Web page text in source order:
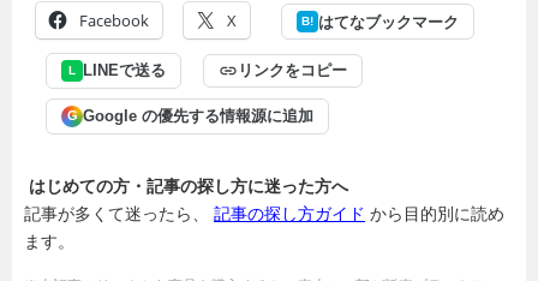
Facebook X B! はてなブックマーク
L LINEで送る リンクをコピー
G Google の優先する情報源に追加
はじめての方・記事の探し方に迷った方へ
記事が多くて迷ったら、 記事の探し方ガイド から目的別に読め
ます。